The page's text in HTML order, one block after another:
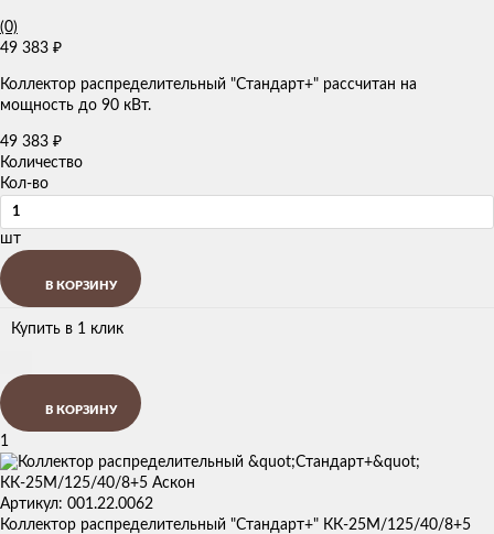
(0)
49 383 ₽
Коллектор распределительный "Стандарт+" рассчитан на
мощность до 90 кВт.
49 383 ₽
Количество
Кол-во
шт
В КОРЗИНУ
Купить в 1 клик
В КОРЗИНУ
1
Артикул: 001.22.0062
Коллектор распределительный "Стандарт+" КК-25М/125/40/8+5